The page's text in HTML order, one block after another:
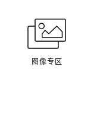
图像专区